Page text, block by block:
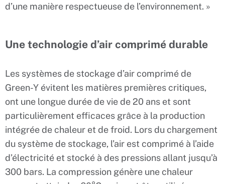
d’une manière respectueuse de l’environnement. »
Une technologie d’air comprimé durable
Les systèmes de stockage d’air comprimé de
Green-Y évitent les matières premières critiques,
ont une longue durée de vie de 20 ans et sont
particulièrement efficaces grâce à la production
intégrée de chaleur et de froid. Lors du chargement
du système de stockage, l’air est comprimé à l’aide
d’électricité et stocké à des pressions allant jusqu’à
300 bars. La compression génère une chaleur